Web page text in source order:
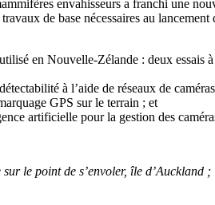
envahisseurs a franchi une
de base nécessaires au
en Nouvelle-Zélande : deux essais
à l’aide de réseaux de
GPS sur le terrain ; et
artificielle pour la gestion des
le point de s’envoler, île d’Auckland ;